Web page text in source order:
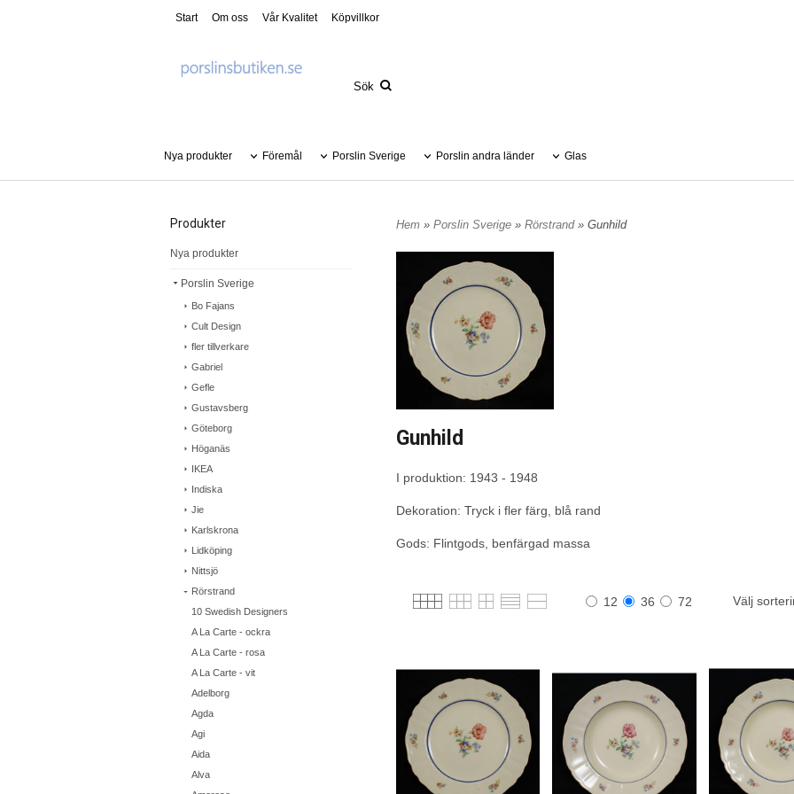
Start Om oss Vår Kvalitet Köpvillkor
Nya produkter Föremål Porslin Sverige Porslin andra länder Glas
Produkter
Nya produkter
Porslin Sverige
Bo Fajans
Cult Design
fler tillverkare
Gabriel
Gefle
Gustavsberg
Göteborg
Höganäs
IKEA
Indiska
Jie
Karlskrona
Lidköping
Nittsjö
Rörstrand
10 Swedish Designers
A La Carte - ockra
A La Carte - rosa
A La Carte - vit
Adelborg
Agda
Agi
Aida
Alva
Hem » Porslin Sverige » Rörstrand » Gunhild
Gunhild
I produktion: 1943 - 1948
Dekoration: Tryck i fler färg, blå rand
Gods: Flintgods, benfärgad massa
12 36 72 Välj